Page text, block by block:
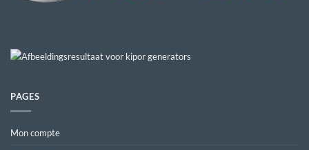
PAGES
Mon compte